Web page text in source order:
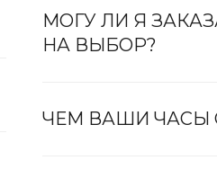
МОГУ ЛИ Я
НА ВЫБОР?
ЧЕМ ВАШИ ЧАСЫ